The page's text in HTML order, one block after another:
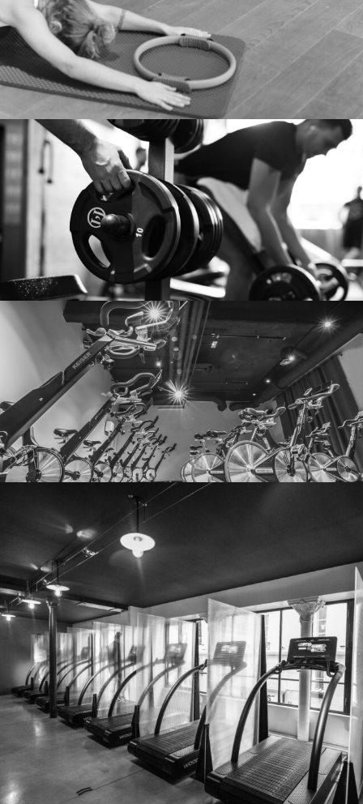
HOME
RENFORCEMENT
MUSCULAIRE
Développez votre force,
sculptez votre corps et
améliorez votre posture
avec des exercices ciblés
ACTIVITÉS
CYCLING
Brûlez des calories et
renforcez votre endurance
en groupe, avec musique
motivante.
ACTIVITÉS HOME
CARDIO
Améliorez votre santé
cardiovasculaire avec des
entraînements adaptés à tous les
niveaux.